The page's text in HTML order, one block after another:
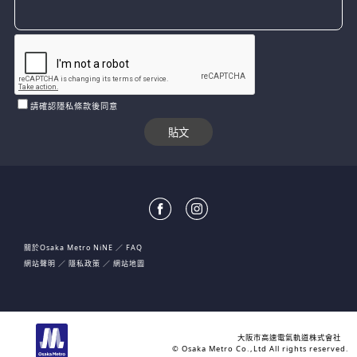
請確認隱私條款後同意
關於Osaka Metro NiNE
FAQ
網站聲明
隱私政策 網站地圖
大阪市高速電氣軌道株式會社
© Osaka Metro Co.,Ltd All rights reserved.